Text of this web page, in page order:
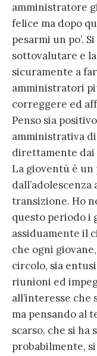
amministratore
felice ma dopo
pesarmi un po’.
sottovalutare e
sicuramente a
amministratori
correggere ed
Penso sia
amministrativa
direttamente dai
La gioventù è
transizione. Ho
questo periodo i
assiduamente il
che ogni
circolo, sia
riunioni ed
all’interesse che
ma pensando al
scarso, che si
probabilmente,